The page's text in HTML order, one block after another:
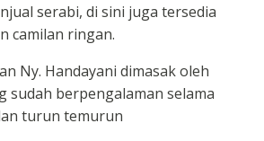
serabi, di sini juga tersedia
camilan ringan.
Ny. Handayani dimasak oleh
sudah berpengalaman selama
turun temurun